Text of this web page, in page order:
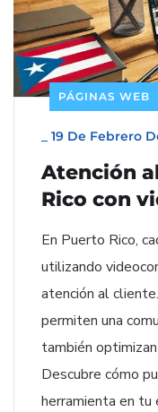
PÁGINAS WEB
19 De Febrero
Atención
Rico con
En Puerto Rico,
utilizando
atención al
permiten una
también
Descubre cómo
herramienta en tu